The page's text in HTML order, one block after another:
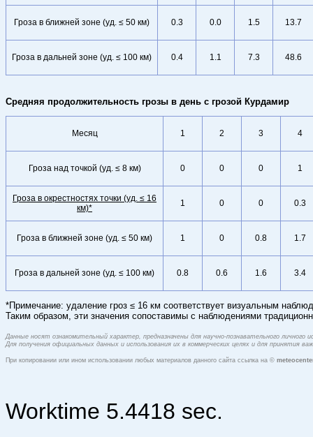
Гроза в ближней зоне (уд. ≤ 50 км) 0.3 0.0 1.5 13.7
Гроза в дальней зоне (уд. ≤ 100 км) 0.4 1.1 7.3 48.6
Средняя продолжительность грозы в день с грозой Курдамир
Месяц 1 2 3 4
Гроза над точкой (уд. ≤ 8 км) 0 0 0 1
Гроза в окрестностях точки (уд. ≤ 16
км)*
1 0 0 0.3
Гроза в ближней зоне (уд. ≤ 50 км) 1 0 0.8 1.7
Гроза в дальней зоне (уд. ≤ 100 км) 0.8 0.6 1.6 3.4
*Примечание: удаление гроз ≤ 16 км соответствует визуальным
Таким образом, эти значения сопоставимы с наблюдениями
Данные носят ознакомительный характер, предназначены для научно-познавательного личного
Для получения официальных данных и использования их в коммерческих целях и для
При копировании или ином использовании любых материалов данного сайта ссылка на ©
Worktime 5.4418 sec.